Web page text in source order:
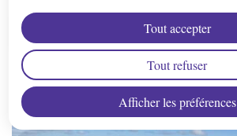
Afficher les préférences
Tout accepter
Tout refuser
Bleigny-le-Carreau
Champs/Yonne